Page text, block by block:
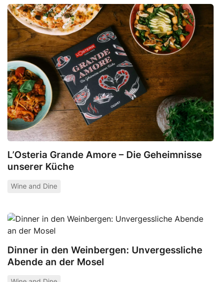
L’Osteria Grande Amore – Die Geheimnisse
unserer Küche
Wine and Dine
Dinner in den Weinbergen: Unvergessliche
Abende an der Mosel